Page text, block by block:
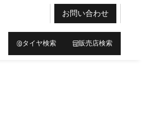
お問い合わせ
タイヤ検索 販売店検索